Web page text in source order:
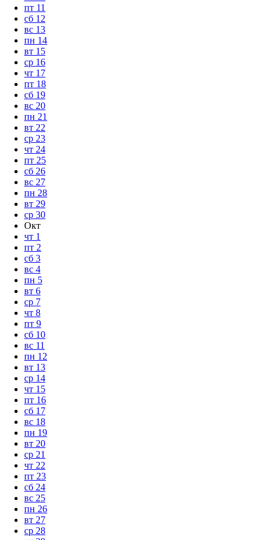
пт 11
сб 12
вс 13
пн 14
вт 15
ср 16
чт 17
пт 18
сб 19
вс 20
пн 21
вт 22
ср 23
чт 24
пт 25
сб 26
вс 27
пн 28
вт 29
ср 30
Окт
чт 1
пт 2
сб 3
вс 4
пн 5
вт 6
ср 7
чт 8
пт 9
сб 10
вс 11
пн 12
вт 13
ср 14
чт 15
пт 16
сб 17
вс 18
пн 19
вт 20
ср 21
чт 22
пт 23
сб 24
вс 25
пн 26
вт 27
ср 28